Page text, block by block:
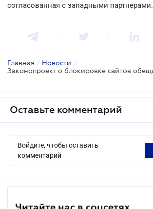
согласованная с западными партнерами.
Главная / Новости /
Оставьте комментарий
Войдите, чтобы оставить
комментарий